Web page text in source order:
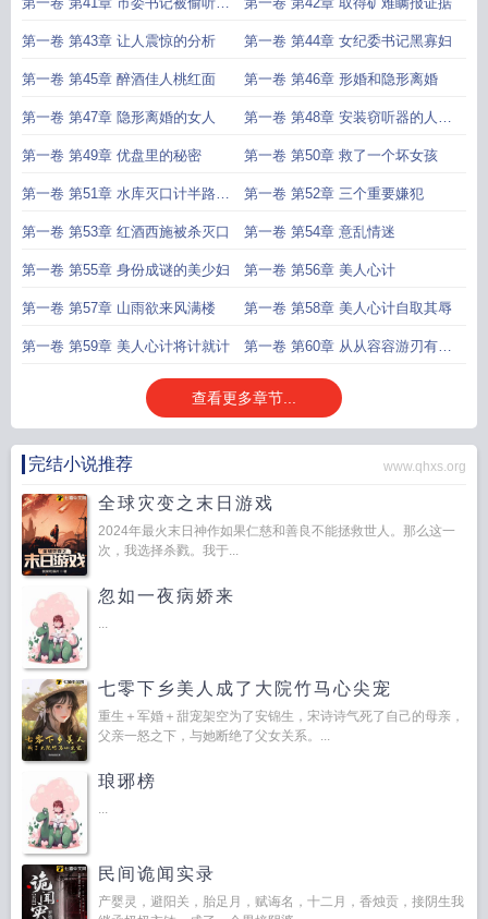
万林
第一卷 第43章 让人震惊的分析 第一卷 第44章 女纪委书记黑寡妇
第一卷 第45章 醉酒佳人桃红面 第一卷 第46章 形婚和隐形离婚
第一卷 第47章 隐形离婚的女人 第一卷 第48章 安装窃听器的人现
出原形
第一卷 第49章 优盘里的秘密 第一卷 第50章 救了一个坏女孩
第一卷 第51章 水库灭口计半路被
截胡
第一卷 第52章 三个重要嫌犯
第一卷 第53章 红酒西施被杀灭口 第一卷 第54章 意乱情迷
第一卷 第55章 身份成谜的美少妇 第一卷 第56章 美人心计
第一卷 第57章 山雨欲来风满楼 第一卷 第58章 美人心计自取其辱
第一卷 第59章 美人心计将计就计 第一卷 第60章 从从容容游刃有余
到慌慌
查看更多章节...
完结小说推荐 www.qhxs.org
全球灾变之末日游戏
2024年最火末日神作如果仁慈和善良不能拯救世人。那么这一
次，我选择杀戮。我于...
忽如一夜病娇来
...
七零下乡美人成了大院竹马心尖宠
重生＋军婚＋甜宠架空为了安锦生，宋诗诗气死了自己的母亲，
父亲一怒之下，与她断绝了父女关系。...
琅琊榜
...
民间诡闻实录
产婴灵，避阳关，胎足月，赋诲名，十二月，香烛贡，接阴生我